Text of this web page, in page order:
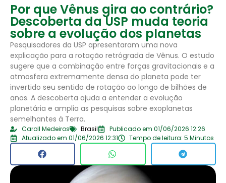
Por que Vênus gira ao contrário?
Descoberta da USP muda teoria
sobre a evolução dos planetas
Pesquisadores da USP apresentaram uma nova
explicação para a rotação retrógrada de Vênus. O estudo
sugere que a combinação entre forças gravitacionais e a
atmosfera extremamente densa do planeta pode ter
invertido seu sentido de rotação ao longo de bilhões de
anos. A descoberta ajuda a entender a evolução
planetária e amplia as pesquisas sobre exoplanetas
semelhantes à Terra.
Caroll Medeiros Brasil
Publicado em 01/06/2026 12:26
Atualizado em 01/06/2026 12:31
Tempo de leitura: 5 Minutos